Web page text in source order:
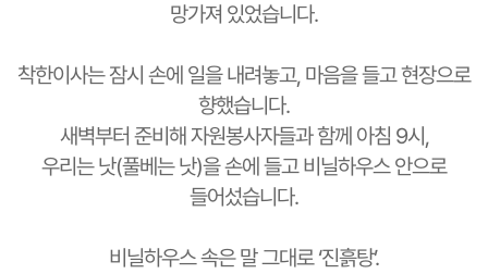
망가져 있었습니다.
착한이사는 잠시 손에 일을 내려놓고, 마음을 들고 현장으로
향했습니다.
새벽부터 준비해 자원봉사자들과 함께 아침 9시,
우리는 낫(풀베는 낫)을 손에 들고 비닐하우스 안으로
들어섰습니다.
비닐하우스 속은 말 그대로 ‘진흙탕’.